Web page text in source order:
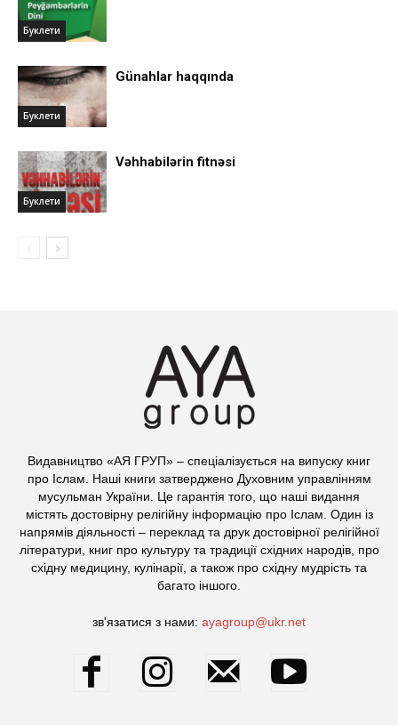
Буклети
Буклети
Günahlar haqqında
Буклети
Vəhhabilərin fitnəsi
Видавництво «АЯ ГРУП» – спеціалізується на випуску книг
про Іслам. Наші книги затверджено Духовним управлінням
мусульман України. Це гарантія того, що наші видання
містять достовірну релігійну інформацію про Іслам. Один із
напрямів діяльності – переклад та друк достовірної релігійної
літератури, книг про культуру та традиції східних народів, про
східну медицину, кулінарії, а також про східну мудрість та
багато іншого.
зв'язатися з нами: ayagroup@ukr.net